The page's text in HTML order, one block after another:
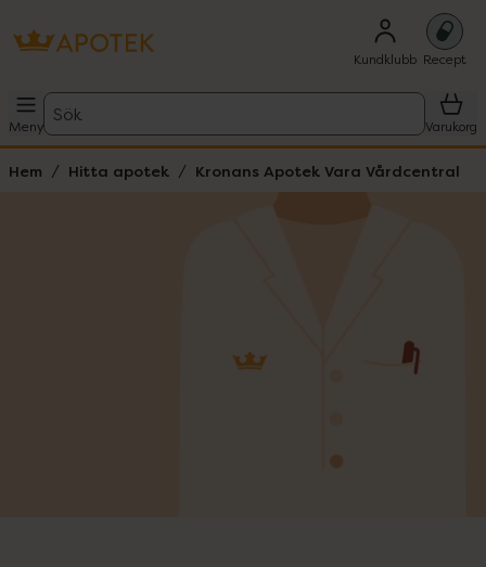
Kundklubb Recept
Meny
Sök
Varukorg
Hem Hitta apotek Kronans Apotek Vara Vårdcentral